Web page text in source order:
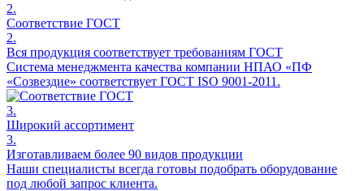
2.
Соответствие ГОСТ
2.
Вся продукция соответствует требованиям ГОСТ
Система менеджмента качества компании НПАО «ПФ
«Созвездие» соответствует ГОСТ ISO 9001-2011.
3.
Широкий ассортимент
3.
Изготавливаем более 90 видов продукции
Наши специалисты всегда готовы подобрать оборудование
под любой запрос клиента.